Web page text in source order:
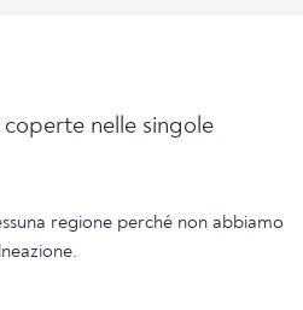
nelle singole
regione perché non abbiamo